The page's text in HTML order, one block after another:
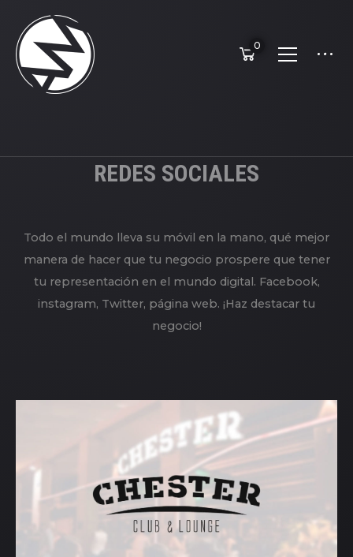
0
REDES SOCIALES
Todo el mundo lleva su móvil en la mano, qué mejor
manera de hacer que tu negocio prospere que tener
tu representación en el mundo digital. Facebook,
instagram, Twitter, página web. ¡Haz destacar tu
negocio!